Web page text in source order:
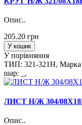
Опис..
205.20 грн
У кошик
У порівняння
ТИП: 321-321H, Марка
шар: _,
ЛИСТ Н/Ж 304/
Опис..